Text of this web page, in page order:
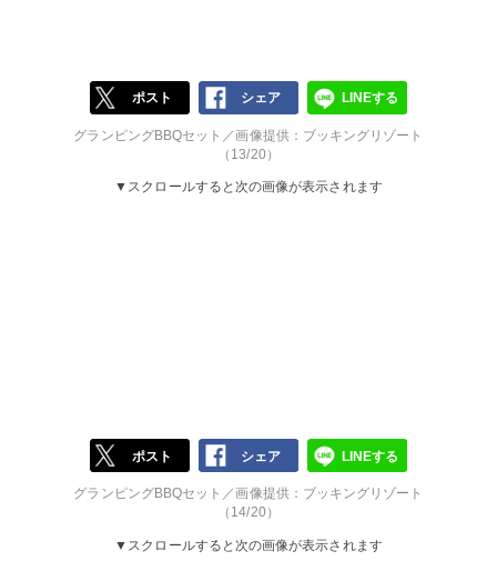
ポスト シェア LINEする
グランピングBBQセット／画像提供：ブッキングリゾート
（13/20）
▼スクロールすると次の画像が表示されます
ポスト シェア LINEする
グランピングBBQセット／画像提供：ブッキングリゾート
（14/20）
▼スクロールすると次の画像が表示されます